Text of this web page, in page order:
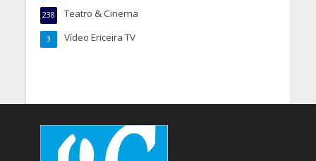
Teatro & Cinema
238
Vídeo Ericeira TV
3